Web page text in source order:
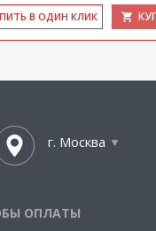
В ОДИН КЛИК
г. Москва
ОПЛАТЫ